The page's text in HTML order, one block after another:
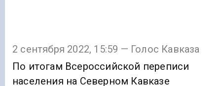
2 сентября 2022, 15:59 — Голос Кавказа
По итогам Всероссийской переписи
населения на Северном Кавказе